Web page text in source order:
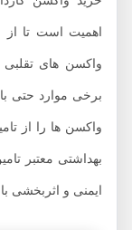
است تا از
های تقلبی یا
موارد حتی باعث
ها را از تامین
معتبر تامین
و اثربخشی با